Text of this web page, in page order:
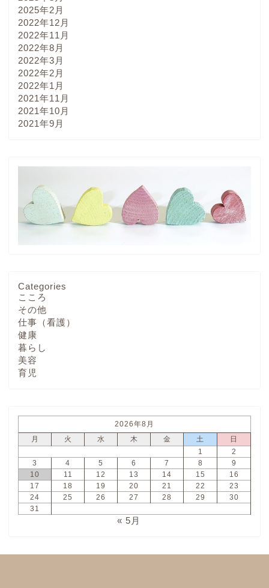
2025年2月
2022年12月
2022年11月
2022年8月
2022年3月
2022年2月
2022年1月
2021年11月
2021年10月
2021年9月
Categories
こころ
その他
仕事（看護）
健康
暮らし
美容
育児
2026年8月
月
火 水 木 金 土
日
1
2
3
4 5 6 7 8
9
10
11 12 13 14 15
16
17
18 19 20 21 22
23
24
25 26 27 28 29
30
31
« 5月